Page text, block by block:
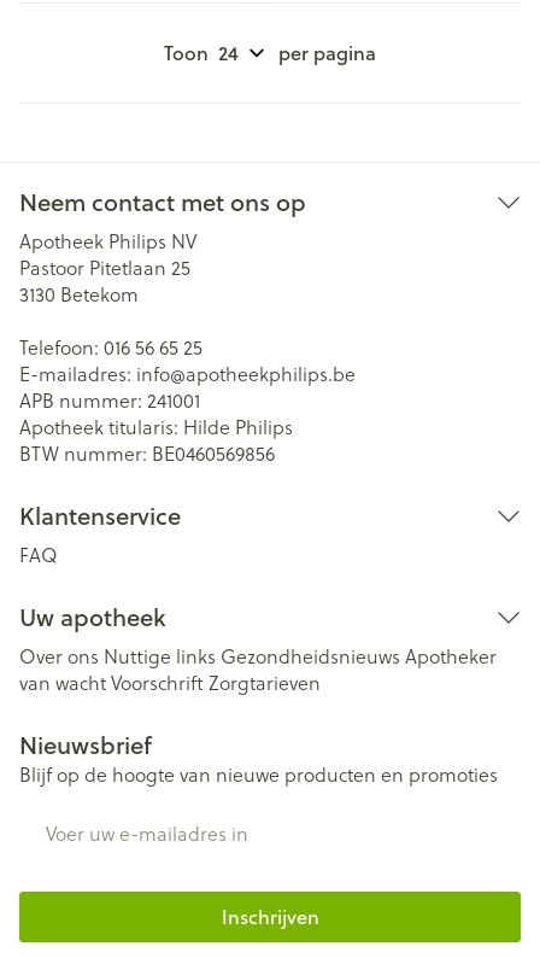
Toon per pagina
Neem contact met ons op
Apotheek Philips NV
Pastoor Pitetlaan 25
3130 Betekom
Telefoon: 016 56 65 25
E-mailadres: info@apotheekphilips.be
APB nummer: 241001
Apotheek titularis: Hilde Philips
BTW nummer: BE0460569856
Klantenservice
FAQ
Uw apotheek
Over ons Nuttige links Gezondheidsnieuws Apotheker
van wachtVoorschriftZorgtarieven
Nieuwsbrief
Blijf op de hoogte van nieuwe producten en promoties
Inschrijven